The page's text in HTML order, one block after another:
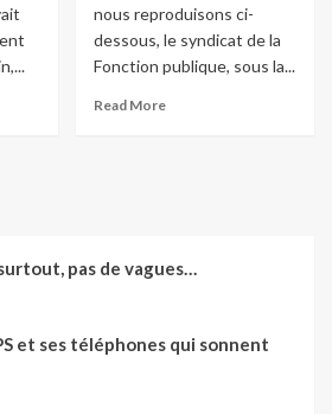
nous reproduisons ci-
dessous, le syndicat de la
Fonction publique, sous la...
Read More
pas de vagues…
et ses téléphones qui sonnent